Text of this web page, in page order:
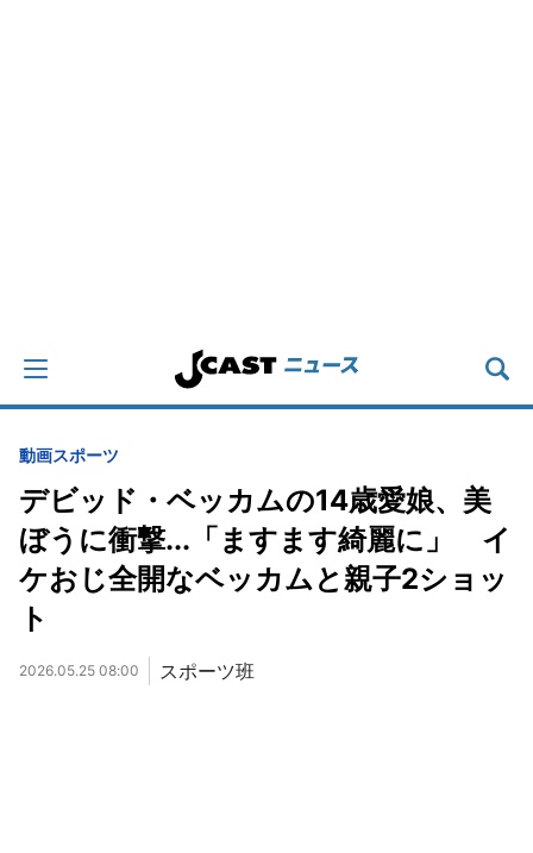
動画スポーツ
デビッド・ベッカムの14歳愛娘、美
ぼうに衝撃...「ますます綺麗に」 イ
ケおじ全開なベッカムと親子2ショッ
ト
2026.05.25 08:00 スポーツ班